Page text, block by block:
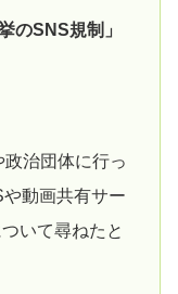
のSNS規制」
治団体に行っ
動画共有サー
いて尋ねたと